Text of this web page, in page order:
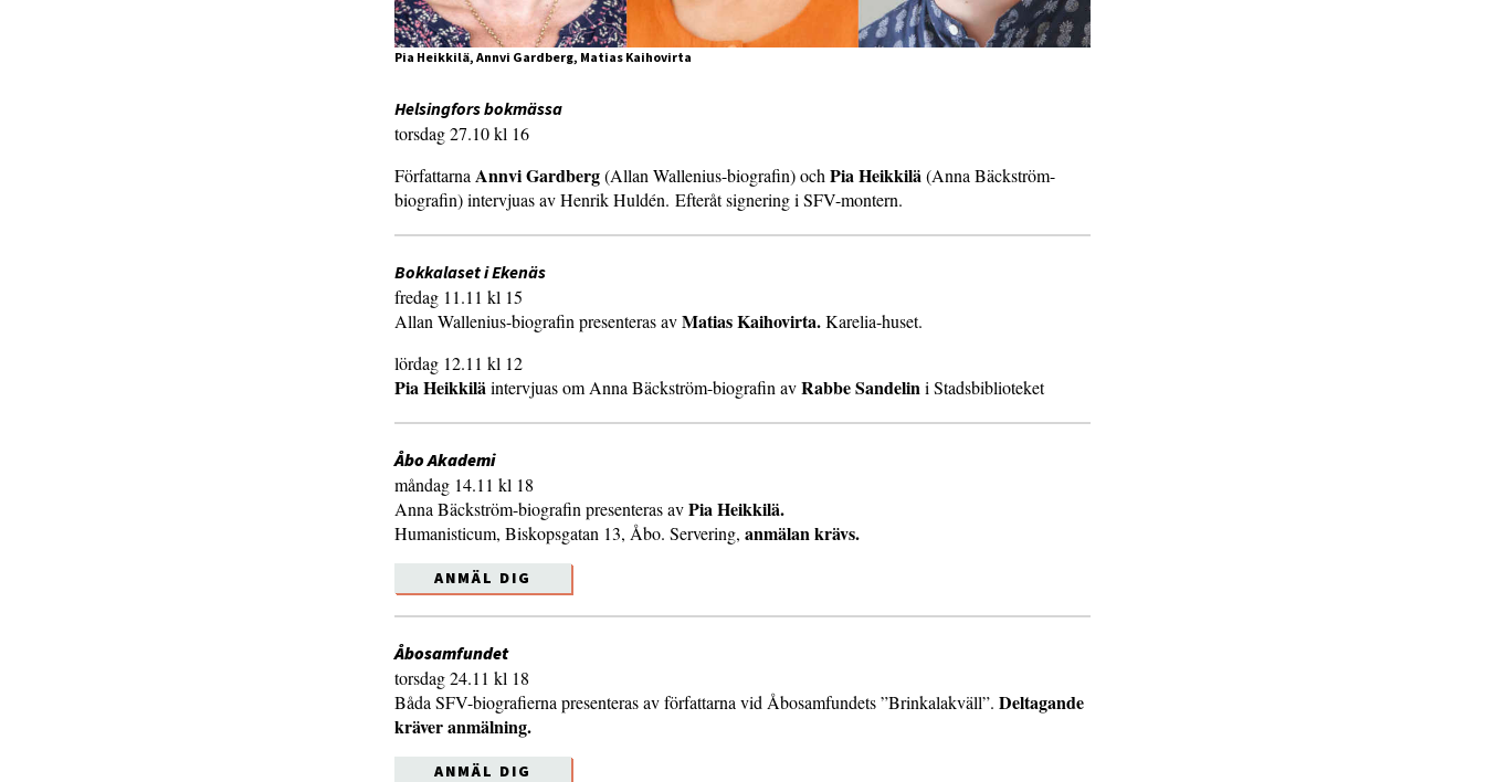
Pia Heikkilä, Annvi Gardberg, Matias Kaihovirta
Helsingfors bokmässa
torsdag 27.10 kl 16
Författarna Annvi Gardberg(Allan Wallenius-biografin) och Pia Heikkilä(Anna Bäckström-
biografin) intervjuas av Henrik Huldén. Efteråt signering i SFV-montern.
Bokkalaset i Ekenäs
fredag 11.11 kl 15
Allan Wallenius-biografin presenteras avMatias Kaihovirta.Karelia-huset.
lördag 12.11 kl 12
Pia Heikkiläintervjuas om Anna Bäckström-biografin avRabbe Sandelini Stadsbiblioteket
Åbo Akademi
måndag 14.11 kl 18
Anna Bäckström-biografin presenteras avPia Heikkilä.
Humanisticum, Biskopsgatan 13, Åbo. Servering, anmälan krävs.
ANMÄL DIG
Åbosamfundet
torsdag 24.11 kl 18
Båda SFV-biografierna presenteras av författarna vid Åbosamfundets ”Brinkalakväll”. Deltagande
kräver anmälning.
ANMÄL DIG